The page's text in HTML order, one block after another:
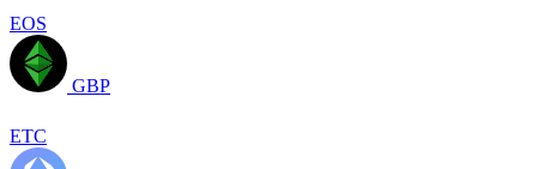
EOS
GBP
ETC